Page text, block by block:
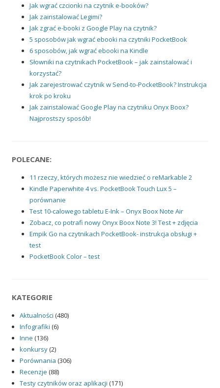
Jak wgrać czcionki na czytnik e-booków?
Jak zainstalować Legimi?
Jak zgrać e-booki z Google Play na czytnik?
5 sposobów jak wgrać ebooki na czytniki PocketBook
6 sposobów, jak wgrać ebooki na Kindle
Słowniki na czytnikach PocketBook – jak zainstalować i
korzystać?
Jak zarejestrować czytnik w Send-to-PocketBook? Instrukcja
krok po kroku
Jak zainstalować Google Play na czytniku Onyx Boox?
Najprostszy sposób!
POLECANE:
11 rzeczy, których możesz nie wiedzieć o reMarkable 2
Kindle Paperwhite 4 vs. PocketBook Touch Lux 5 –
porównanie
Test 10-calowego tabletu E-Ink – Onyx Boox Note Air
Zobacz, co potrafi nowy Onyx Boox Note 3! Test + zdjęcia
Empik Go na czytnikach PocketBook- instrukcja obsługi +
test
PocketBook Color – test
KATEGORIE
Aktualności (480)
Infografiki (6)
Inne (136)
konkursy(2)
Porównania (306)
Recenzje (88)
Testy czytników oraz aplikacji (171)